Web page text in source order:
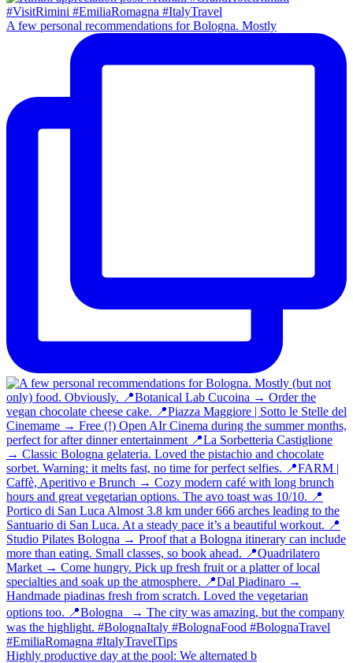
A few personal recommendations for Bologna. Mostly
Highly productive day at the pool: We alternated b